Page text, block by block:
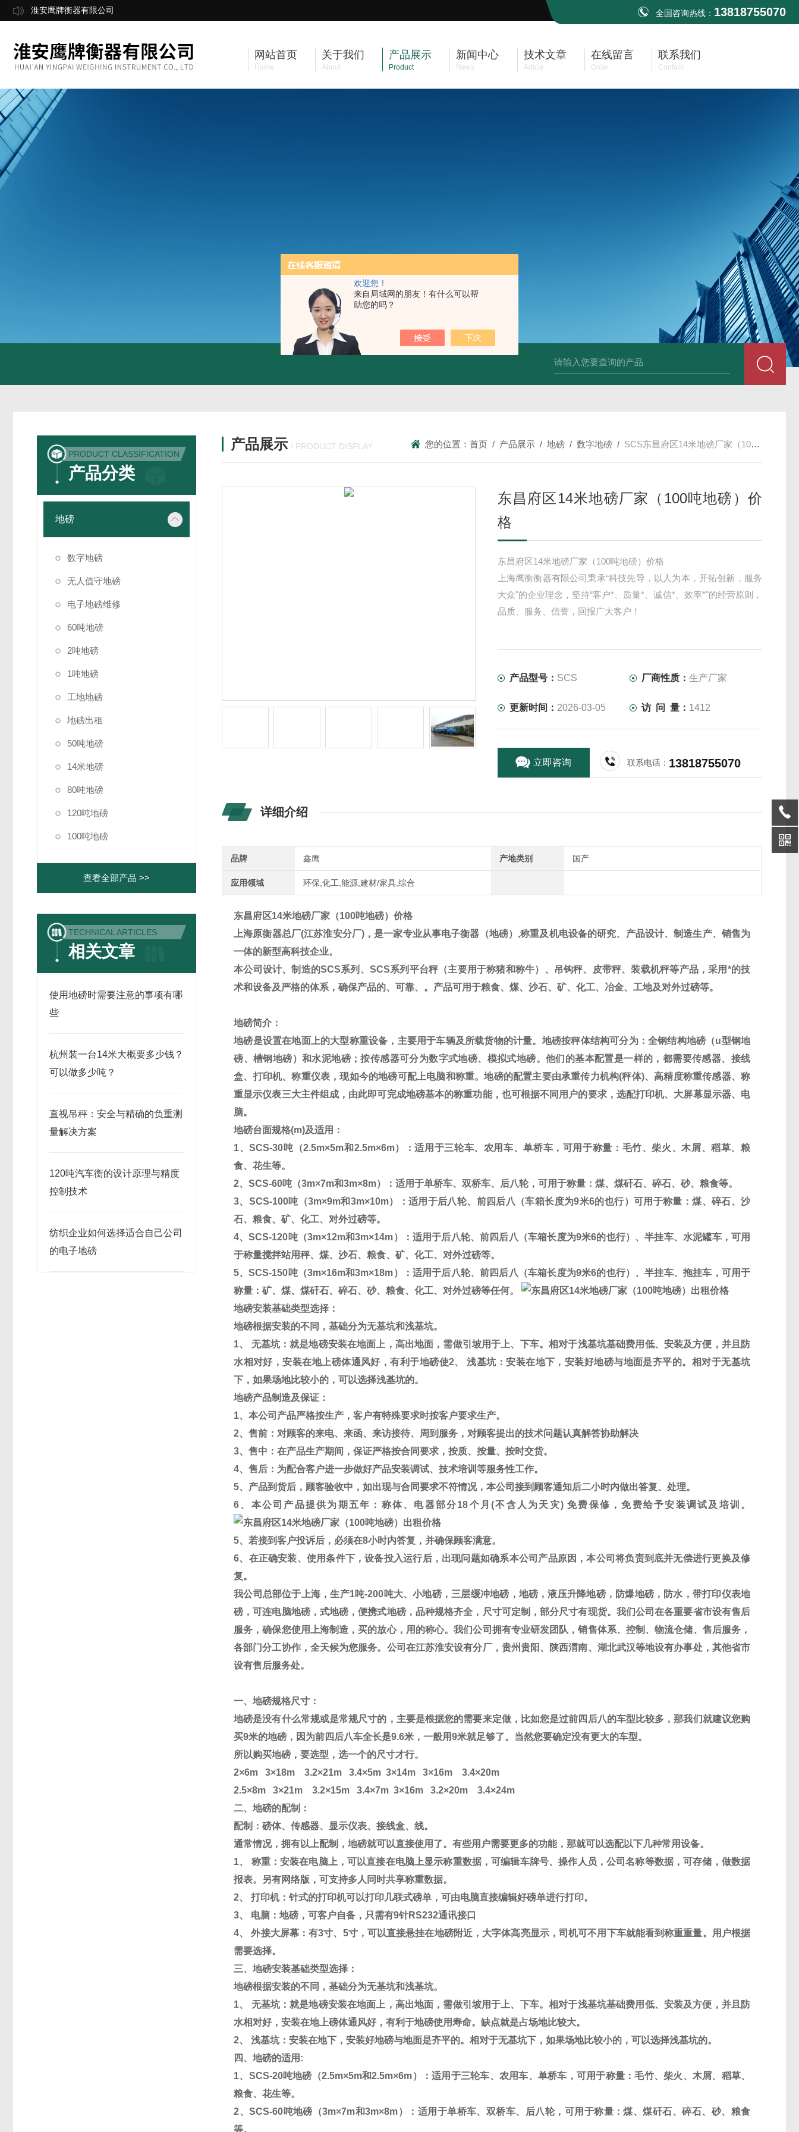
欢迎您！
来自局域网的朋友！有什么可以帮
助您的吗？
淮安鹰牌衡器有限公司 全国咨询热线： 13818755070
网站首页
Home
关于我们
About
产品展示
Product
新闻中心
News
技术文章
Article
在线留言
Order
联系我们
Contact
PRODUCT CLASSIFICATION
产品分类
地磅
数字地磅
无人值守地磅
电子地磅维修
60吨地磅
2吨地磅
1吨地磅
工地地磅
地磅出租
50吨地磅
14米地磅
80吨地磅
120吨地磅
100吨地磅
查看全部产品 >>
TECHNICAL ARTICLES
相关文章
使用地磅时需要注意的事项有哪
些
杭州装一台14米大概要多少钱？
可以做多少吨？
直视吊秤：安全与精确的负重测
量解决方案
120吨汽车衡的设计原理与精度
控制技术
纺织企业如何选择适合自己公司
的电子地磅
产品展示 / PRODUCT DISPLAY 您的位置：首页 / 产品展示 /地磅 /数字地磅 / SCS东昌府区14米地磅厂家（100吨地磅）价格
东昌府区14米地磅厂家（100吨地磅）价
格
东昌府区14米地磅厂家（100吨地磅）价格
上海鹰衡衡器有限公司秉承“科技先导，以人为本，开拓创新，服务
大众"的企业理念，坚持“客户*、质量*、诚信*、效率*"的经营原则，
品质、服务、信誉，回报广大客户！
产品型号： SCS 厂商性质：生产厂家
更新时间： 2026-03-05 访 问 量： 1412
立即咨询 联系电话： 13818755070
详细介绍
品牌 鑫鹰 产地类别 国产
应用领域 环保,化工,能源,建材/家具,综合
东昌府区14米地磅厂家（100吨地磅）价格
上海原衡器总厂(江苏淮安分厂)，是一家专业从事电子衡器（地磅） ,称重及机电设备的研究、产品设计、制造生产、销售为
一体的新型高科技企业。
本公司设计、制造的SCS系列、 SCS系列平台秤（主要用于称猪和称牛）、吊钩秤、皮带秤、装载机秤等产品，采用*的技
术和设备及严格的体系，确保产品的、可靠、。产品可用于粮食、煤、沙石、矿、化工、冶金、工地及对外过磅等。
地磅简介：
地磅是设置在地面上的大型称重设备，主要用于车辆及所载货物的计量。地磅按秤体结构可分为：全钢结构地磅（u型钢地
磅、槽钢地磅）和水泥地磅；按传感器可分为数字式地磅、模拟式地磅。他们的基本配置是一样的，都需要传感器、接线
盒、打印机、称重仪表，现如今的地磅可配上电脑和称重。地磅的配置主要由承重传力机构(秤体)、高精度称重传感器、称
重显示仪表三大主件组成，由此即可完成地磅基本的称重功能，也可根据不同用户的要求，选配打印机、大屏幕显示器、电
脑。
地磅台面规格(m)及适用：
1、SCS-30吨（2.5m×5m和2.5m×6m）：适用于三轮车、农用车、单桥车，可用于称量：毛竹、柴火、木屑、稻草、粮
食、花生等。
2、SCS-60吨（3m×7m和3m×8m）：适用于单桥车、双桥车、后八轮，可用于称量：煤、煤矸石、碎石、砂、粮食等。
3、 SCS-100吨（3m×9m和3m×10m）：适用于后八轮、前四后八（车箱长度为9米6的也行）可用于称量：煤、碎石、沙
石、粮食、矿、化工、对外过磅等。
4、SCS-120吨（3m×12m和3m×14m）：适用于后八轮、前四后八（车箱长度为9米6的也行）、半挂车、水泥罐车，可用
于称量搅拌站用秤、煤、沙石、粮食、矿、化工、对外过磅等。
5、SCS-150吨（3m×16m和3m×18m）：适用于后八轮、前四后八（车箱长度为9米6的也行）、半挂车、拖挂车，可用于
称量：矿、煤、煤矸石、碎石、砂、粮食、化工、对外过磅等任何。
地磅安装基础类型选择：
地磅根据安装的不同，基础分为无基坑和浅基坑。
1、 无基坑：就是地磅安装在地面上，高出地面，需做引坡用于上、下车。相对于浅基坑基础费用低、安装及方便，并且防
水相对好，安装在地上磅体通风好，有利于地磅使2、 浅基坑：安装在地下，安装好地磅与地面是齐平的。相对于无基坑
下，如果场地比较小的，可以选择浅基坑的。
地磅产品制造及保证：
1、本公司产品严格按生产，客户有特殊要求时按客户要求生产。
2、售前：对顾客的来电、来函、来访接待、周到服务，对顾客提出的技术问题认真解答协助解决
3、售中：在产品生产期间，保证严格按合同要求，按质、按量、按时交货。
4、售后：为配合客户进一步做好产品安装调试、技术培训等服务性工作。
5、产品到货后，顾客验收中，如出现与合同要求不符情况，本公司接到顾客通知后二小时内做出答复、处理。
6、本公司产品提供为期五年：称体、电器部分18个月(不含人为天灾)免费保修，免费给予安装调试及培训。
5、若接到客户投诉后，必须在8小时内答复，并确保顾客满意。
6、在正确安装、使用条件下，设备投入运行后，出现问题如确系本公司产品原因，本公司将负责到底并无偿进行更换及修
复。
我公司总部位于上海，生产1吨-200吨大、小地磅，三层缓冲地磅，地磅，液压升降地磅，防爆地磅，防水，带打印仪表地
磅，可连电脑地磅，式地磅，便携式地磅，品种规格齐全，尺寸可定制，部分尺寸有现货。我们公司在各重要省市设有售后
服务，确保您使用上海制造，买的放心，用的称心。我们公司拥有专业研发团队，销售体系、控制、物流仓储、售后服务，
各部门分工协作，全天候为您服务。公司在江苏淮安设有分厂，贵州贵阳、陕西渭南、湖北武汉等地设有办事处，其他省市
设有售后服务处。
一、地磅规格尺寸：
地磅是没有什么常规或是常规尺寸的，主要是根据您的需要来定做，比如您是过前四后八的车型比较多，那我们就建议您购
买9米的地磅，因为前四后八车全长是9.6米，一般用9米就足够了。当然您要确定没有更大的车型。
所以购买地磅，要选型，选一个的尺寸才行。
2×6m 3×18m 3.2×21m 3.4×5m 3×14m 3×16m 3.4×20m
2.5×8m 3×21m 3.2×15m 3.4×7m 3×16m 3.2×20m 3.4×24m
二、地磅的配制：
配制：磅体、传感器、显示仪表、接线盒、线。
通常情况，拥有以上配制，地磅就可以直接使用了。有些用户需要更多的功能，那就可以选配以下几种常用设备。
1、 称重：安装在电脑上，可以直接在电脑上显示称重数据，可编辑车牌号、操作人员，公司名称等数据，可存储，做数据
报表。另有网络版，可支持多人同时共享称重数据。
2、 打印机：针式的打印机可以打印几联式磅单，可由电脑直接编辑好磅单进行打印。
3、 电脑：地磅，可客户自备，只需有9针RS232通讯接口
4、 外接大屏幕：有3寸、 5寸，可以直接悬挂在地磅附近，大字体高亮显示，司机可不用下车就能看到称重重量。用户根据
需要选择。
三、地磅安装基础类型选择：
地磅根据安装的不同，基础分为无基坑和浅基坑。
1、 无基坑：就是地磅安装在地面上，高出地面，需做引坡用于上、下车。相对于浅基坑基础费用低、安装及方便，并且防
水相对好，安装在地上磅体通风好，有利于地磅使用寿命。缺点就是占场地比较大。
2、 浅基坑：安装在地下，安装好地磅与地面是齐平的。相对于无基坑下，如果场地比较小的，可以选择浅基坑的。
四、地磅的适用 :
1、 SCS-20吨地磅（2.5m×5m和2.5m×6m）：适用于三轮车、农用车、单桥车，可用于称量：毛竹、柴火、木屑、稻草、
粮食、花生等。
2、SCS-60吨地磅（3m×7m和3m×8m）：适用于单桥车、双桥车、后八轮，可用于称量：煤、煤矸石、碎石、砂、粮食
等。